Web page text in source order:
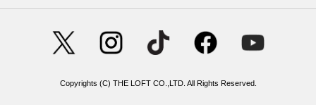
Copyrights (C) THE LOFT CO.,LTD. All Rights Reserved.